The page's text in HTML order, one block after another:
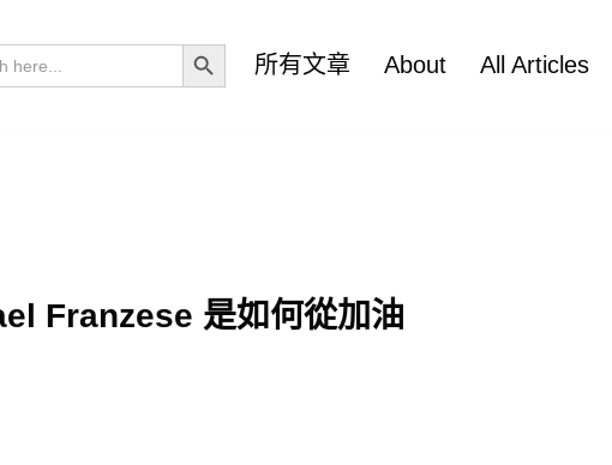
Search Button
所有文章
About All Articles
Franzese 是如何從加油